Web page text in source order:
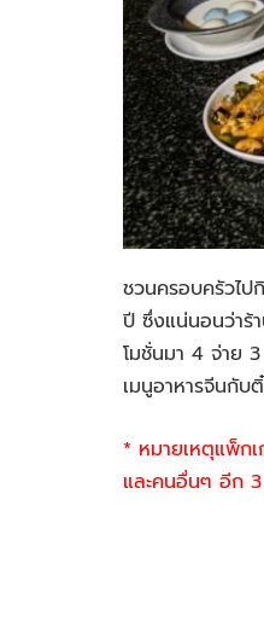
ชวนครอบครัวไป
ปี ซึ่งแน่นอนว่าร้
โมชั่นมา 4 จ่าย
เมนูอาหารจีนกับ
* หมายเหตุแพ็ก
และคนอื่นๆ อีก